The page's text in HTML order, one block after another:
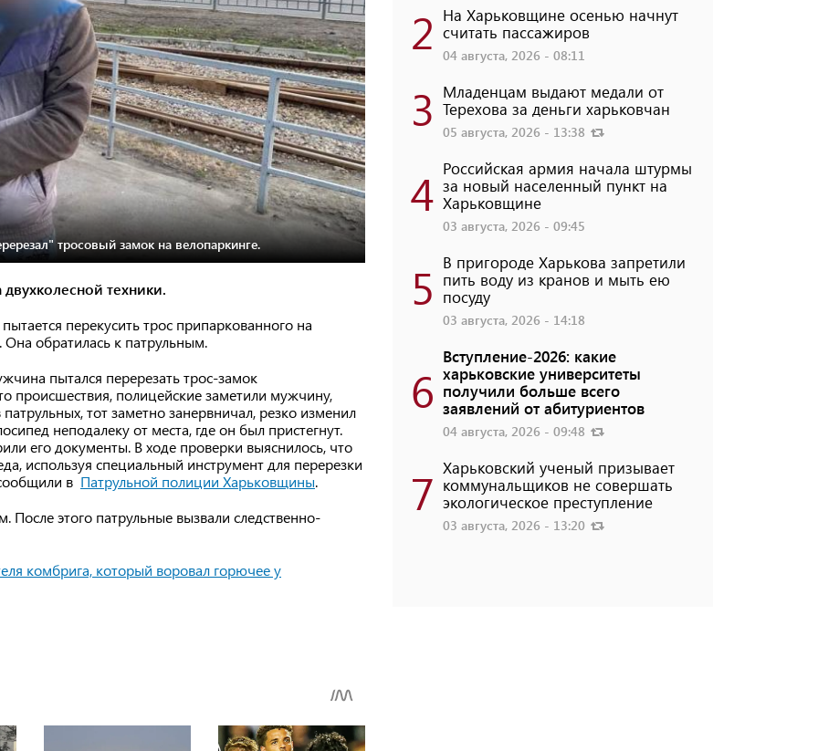
тросовый замок на велопаркинге.
техники.
перекусить трос припаркованного на
обратилась к патрульным.
пытался перерезать трос-замок
происшествия, полицейские заметили мужчину,
тот заметно занервничал, резко изменил
неподалеку от места, где он был пристегнут.
его документы. В ходе проверки выяснилось, что
используя специальный инструмент для перерезки
в Патрульной полиции Харьковщины.
этого патрульные вызвали следственно-
комбрига, который воровал горючее у
2 На Харьковщине осенью начнут
считать пассажиров
04 августа, 2026 - 08:11
3 Младенцам выдают медали от
Терехова за деньги харьковчан
05 августа, 2026 - 13:38
4 Российская армия начала штурмы
за новый населенный пункт на
Харьковщине
03 августа, 2026 - 09:45
5 В пригороде Харькова запретили
пить воду из кранов и мыть ею
посуду
03 августа, 2026 - 14:18
6
Вступление-2026: какие
харьковские университеты
получили больше всего
заявлений от абитуриентов
04 августа, 2026 - 09:48
7 Харьковский ученый призывает
коммунальщиков не совершать
экологическое преступление
03 августа, 2026 - 13:20